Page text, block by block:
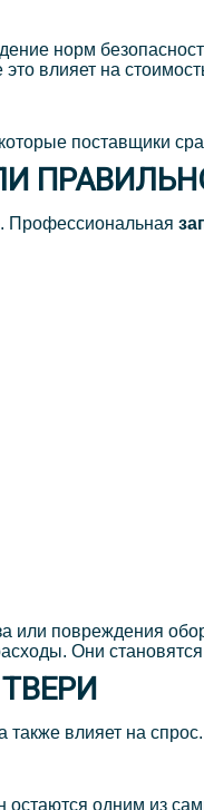
норм
влияет на
поставщики
Профессиональная
или повреждения
Они
также влияет на спрос.
одним из